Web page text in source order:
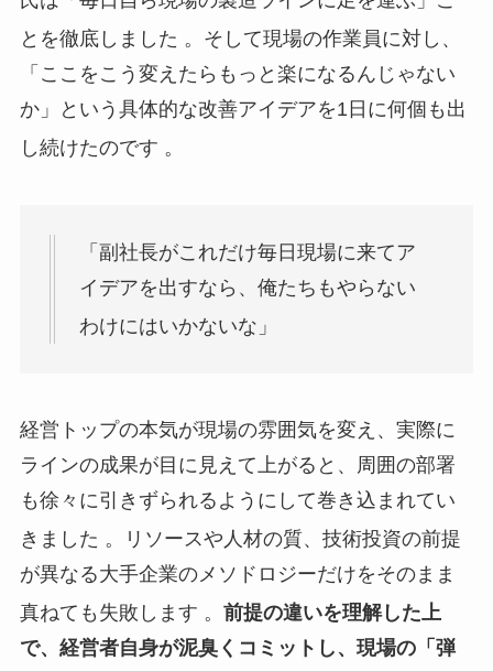
とを徹底しました 。そして現場の作業員に対し、
「ここをこう変えたらもっと楽になるんじゃない
か」という具体的な改善アイデアを1日に何個も出
し続けたのです 。
「副社長がこれだけ毎日現場に来てア
イデアを出すなら、俺たちもやらない
わけにはいかないな」
経営トップの本気が現場の雰囲気を変え、実際に
ラインの成果が目に見えて上がると、周囲の部署
も徐々に引きずられるようにして巻き込まれてい
きました 。リソースや人材の質、技術投資の前提
が異なる大手企業のメソドロジーだけをそのまま
真ねても失敗します 。 前提の違いを理解した上
で、経営者自身が泥臭くコミットし、現場の「弾